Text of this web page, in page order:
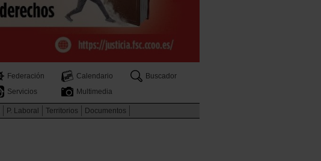
Federación Calendario
Buscador
Servicios Multimedia
P. Laboral Territorios Documentos